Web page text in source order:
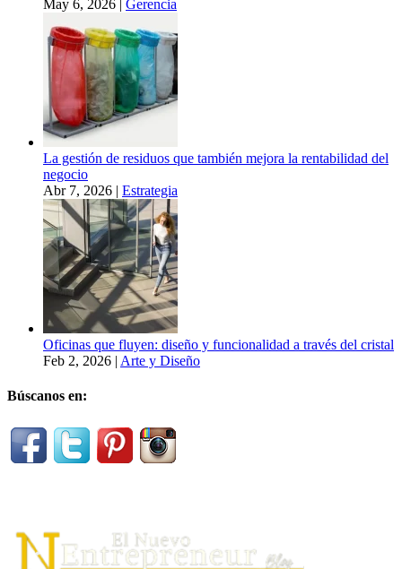
May 6, 2026 | Gerencia
La gestión de residuos que también mejora la rentabilidad del
negocio
Abr 7, 2026 | Estrategia
Oficinas que fluyen: diseño y funcionalidad a través del cristal
Feb 2, 2026 | Arte y Diseño
Búscanos en: